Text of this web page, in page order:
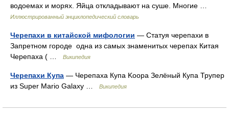
водоемах и морях. Яйца откладывают на суше. Многие …
Иллюстрированный энциклопедический словарь
Черепахи в китайской мифологии — Статуя черепахи в
Запретном городе одна из самых знаменитых черепах Китая
Черепаха ( …
Википедия
Черепахи Купа — Черепаха Купа Koopa Зелёный Купа Трупер
из Super Mario Galaxy …
Википедия